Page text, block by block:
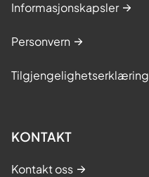
Informasjonskapsler
Personvern
Tilgjengelighetserklæring
KONTAKT
Kontakt oss